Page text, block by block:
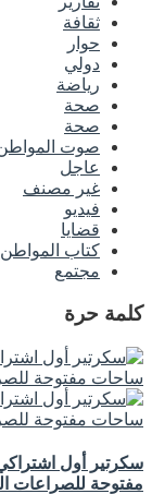
ثقافة
حوار
دولي
رياضة
صحة
صحة
صوت
عاجل
غير مصنف
فيديو
قضايا
كتاب المواطن
مجتمع
كلمة حرة
سكرتير أول
مفتوحة للصراعات